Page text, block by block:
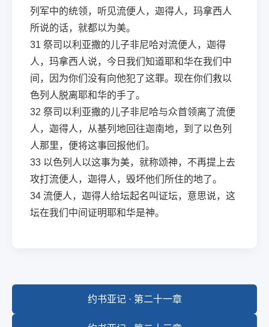
列军中的统领，听见流便人，迦得人，玛拿西人
所说的话，就都以为美。
31 祭司以利亚撒的儿子非尼哈对流便人，迦得
人，玛拿西人说，今日我们知道耶和华在我们中
间，因为你们没有向他犯了这罪。现在你们救以
色列人脱离耶和华的手了。
32 祭司以利亚撒的儿子非尼哈与众首领离了流便
人，迦得人，从基列地回往迦南地，到了以色列
人那里，便将这事回报他们。
33 以色列人以这事为美，就称颂神，不再提上去
攻打流便人，迦得人，毁坏他们所住的地了。
34 流便人，迦得人给坛起名叫证坛，意思说，这
坛在我们中间证明耶和华是神。
约书亚记 · 第二十一章